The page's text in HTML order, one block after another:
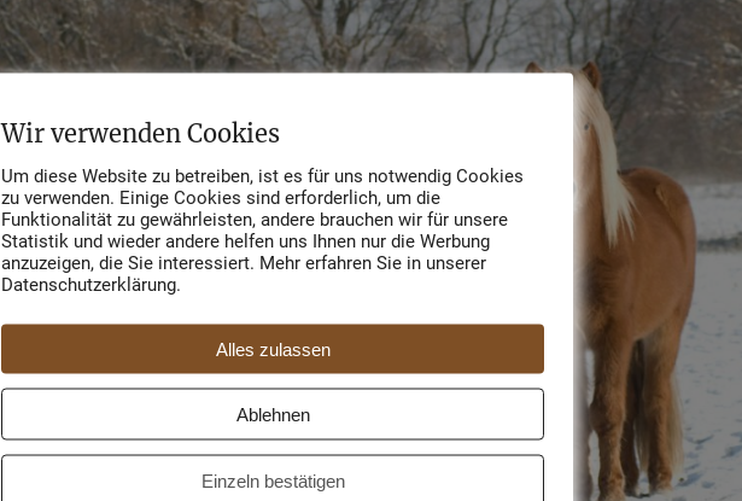
Wir verwenden Cookies
Um diese Website zu betreiben, ist es für uns notwendig Cookies
zu verwenden. Einige Cookies sind erforderlich, um die
Funktionalität zu gewährleisten, andere brauchen wir für unsere
Statistik und wieder andere helfen uns Ihnen nur die Werbung
anzuzeigen, die Sie interessiert. Mehr erfahren Sie in unserer
Datenschutzerklärung.
Alles zulassen
Ablehnen
Einzeln bestätigen